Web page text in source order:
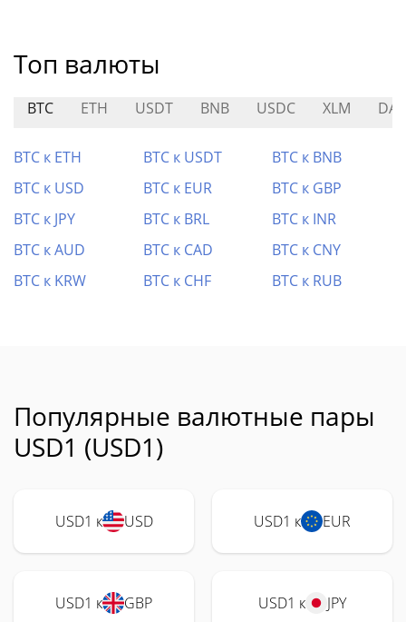
Топ валюты
BTC ETH USDT BNB USDC XLM DAI
BTC к ETH BTC к USDT
BTC к BNB
BTC к USD
BTC к EUR
BTC к GBP
BTC к JPY
BTC к BRL
BTC к INR
BTC к AUD
BTC к CAD
BTC к CNY
BTC к KRW
BTC к CHF BTC к RUB
Популярные валютные пары
USD1 (USD1)
USD1 к USD USD1 к EUR
USD1 к GBP USD1 к JPY